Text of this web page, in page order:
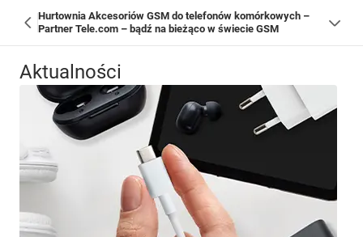
Hurtownia Akcesoriów GSM do telefonów komórkowych –
Partner Tele.com – bądź na bieżąco w świecie GSM
Aktualności